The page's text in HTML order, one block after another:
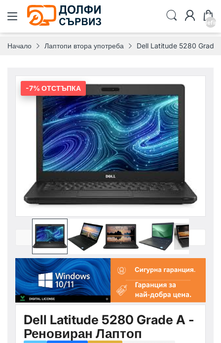
Начало Лаптопи втора употреба Dell Latitude 5280 Grade
-7% ОТСТЪПКА
Dell Latitude 5280 Grade A -
Реновиран Лаптоп